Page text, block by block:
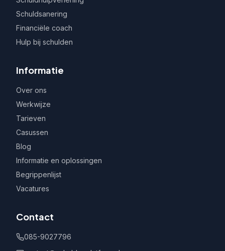
Schuldsanering
Financiële coach
Hulp bij schulden
Informatie
Over ons
Werkwijze
Tarieven
Casussen
Blog
Informatie en oplossingen
Begrippenlijst
Vacatures
Contact
085-9027796